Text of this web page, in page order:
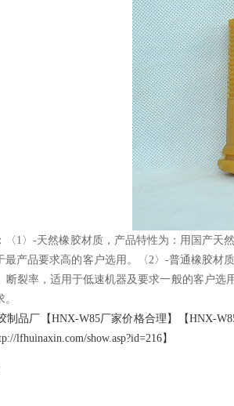
〈1〉-天然橡胶材质，产品特性为：用国产天
最产品要求高的客户选用。〈2〉-普通橡胶材
断裂率，适用于低速机器及要求一般的客户
制品厂【HNX-W85厂家价格合理】【HNX-
lfhuinaxin.com/show.asp?id=216】